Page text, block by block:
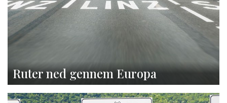
Ruter ned gennem Europa